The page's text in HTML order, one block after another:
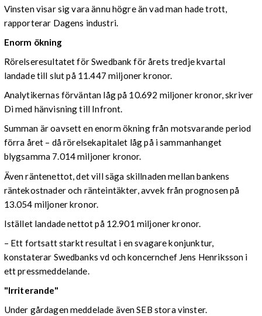
Vinsten visar sig vara ännu högre än vad man hade trott,
rapporterar Dagens industri.
Enorm ökning
Rörelseresultatet för Swedbank för årets tredje kvartal
landade till slut på 11.447 miljoner kronor.
Analytikernas förväntan låg på 10.692 miljoner kronor, skriver
Di med hänvisning till Infront.
Summan är oavsett en enorm ökning från motsvarande period
förra året – då rörelsekapitalet låg på i sammanhanget
blygsamma 7.014 miljoner kronor.
Även räntenettot, det vill säga skillnaden mellan bankens
räntekostnader och ränteintäkter, avvek från prognosen på
13.054 miljoner kronor.
Istället landade nettot på 12.901 miljoner kronor.
– Ett fortsatt starkt resultat i en svagare konjunktur,
konstaterar Swedbanks vd och koncernchef Jens Henriksson i
ett pressmeddelande.
"Irriterande"
Under gårdagen meddelade även SEB stora vinster.